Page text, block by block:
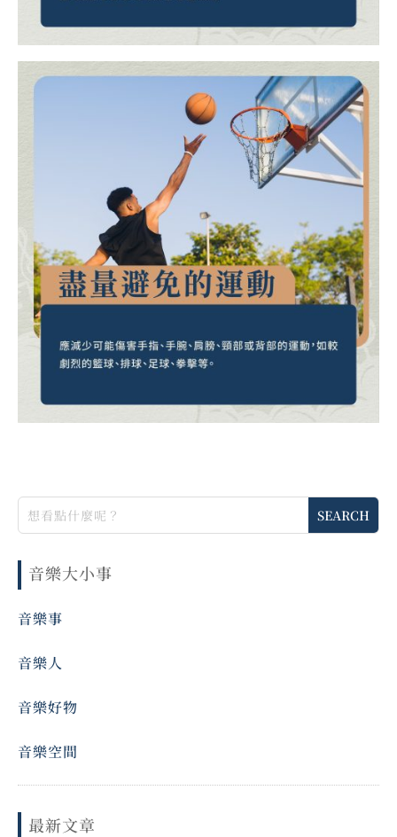
音樂大小事
音樂事
音樂人
音樂好物
音樂空間
最新文章